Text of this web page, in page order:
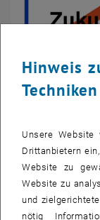
inflationsbedingten
im Raum. Für die
Jahr – mit
Hinweis
Techniken
Unsere Website
Drittanbietern
Website zu
Website zu
und
nötig